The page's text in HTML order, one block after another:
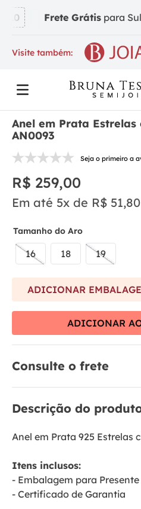
Frete Grátispara Sul
Visite também:
Anel em Prata
AN0093
Seja o primeiro a
R$ 259,00
Em até 5x de R$ 51,80
Tamanho do Aro
16 18 19
ADICIONAR
ADICIONAR
Consulte o frete
Descrição do
Anel em Prata 925 Estrelas
Itens inclusos:
- Embalagem para Presente
- Certificado de Garantia